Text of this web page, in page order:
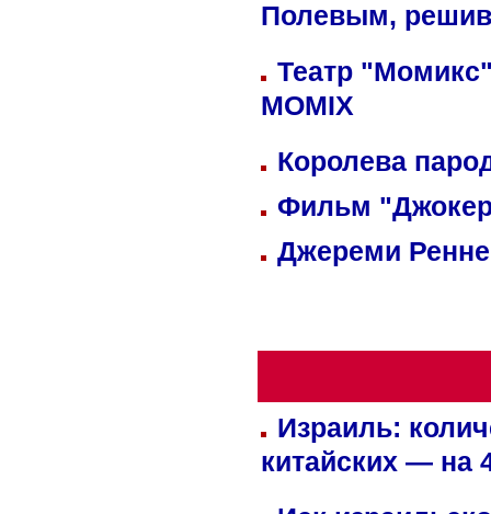
Полевым,
Театр
MOMIX
Королева
Фильм
Джереми
Израиль:
китайских — на